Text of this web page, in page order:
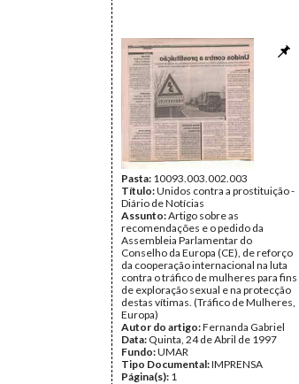
Pasta: 10093.003.002.003
Título:Unidos contra a prostituição -
Diário de Notícias
Assunto:Artigo sobre as
recomendações e o pedido da
Assembleia Parlamentar do
Conselho da Europa (CE), de reforço
da cooperação internacional na luta
contra o tráfico de mulheres para fins
de exploração sexual e na protecção
destas vítimas. (Tráfico de Mulheres,
Europa)
Autor do artigo:Fernanda Gabriel
Data: Quinta, 24 de Abril de 1997
Fundo:UMAR
Tipo Documental:IMPRENSA
Página(s): 1